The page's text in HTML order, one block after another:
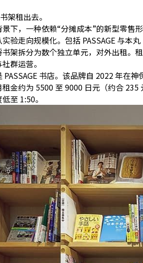
架租出去。
下，一种依赖“分摊成本”的新型零售
验走向规模化。包括 PASSAGE 与本
架拆分为数个独立单元，对外出租。
群运营。
书店。该品牌自 2022 年在
金约为 5500 至 9000 日元（约合
至 1:50。